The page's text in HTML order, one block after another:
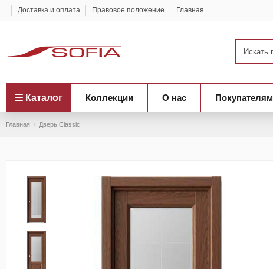
Доставка и оплата Правовое положение Главная
Каталог Коллекции О нас Покупателям
Главная Дверь Classic